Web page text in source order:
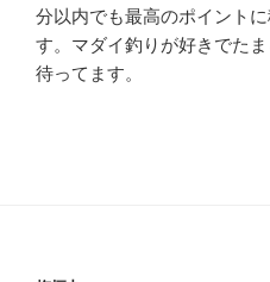
分以内でも最高のポイント
す。マダイ釣りが好きでた
待ってます。